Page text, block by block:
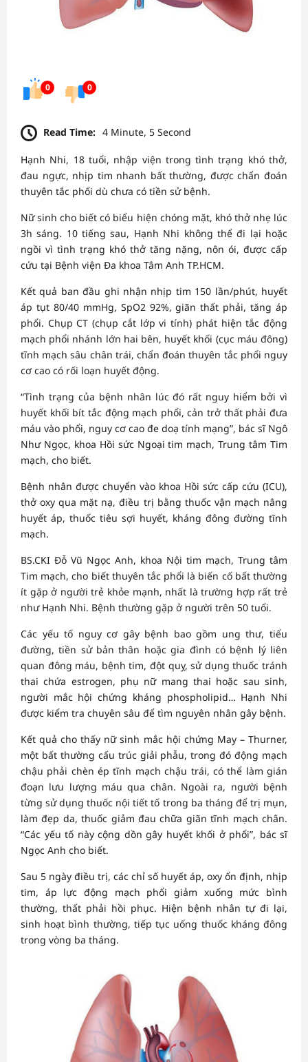
0 0
Read Time: 4 Minute, 5 Second
Hạnh Nhi, 18 tuổi, nhập viện trong tình trạng khó thở,
đau ngực, nhịp tim nhanh bất thường, được chẩn đoán
thuyên tắc phổi dù chưa có tiền sử bệnh.
Nữ sinh cho biết có biểu hiện chóng mặt, khó thở nhẹ lúc
3h sáng. 10 tiếng sau, Hạnh Nhi không thể đi lại hoặc
ngồi vì tình trạng khó thở tăng nặng, nôn ói, được cấp
cứu tại Bệnh viện Đa khoa Tâm Anh TP.HCM.
Kết quả ban đầu ghi nhận nhịp tim 150 lần/phút, huyết
áp tụt 80/40 mmHg, SpO2 92%, giãn thất phải, tăng áp
phổi. Chụp CT (chụp cắt lớp vi tính) phát hiện tắc động
mạch phổi nhánh lớn hai bên, huyết khối (cục máu đông)
tĩnh mạch sâu chân trái, chẩn đoán thuyên tắc phổi nguy
cơ cao có rối loạn huyết động.
“Tình trạng của bệnh nhân lúc đó rất nguy hiểm bởi vì
huyết khối bít tắc động mạch phổi, cản trở thất phải đưa
máu vào phổi, nguy cơ cao đe doạ tính mạng”, bác sĩ Ngô
Như Ngọc, khoa Hồi sức Ngoại tim mạch, Trung tâm Tim
mạch, cho biết.
Bệnh nhân được chuyển vào khoa Hồi sức cấp cứu (ICU),
thở oxy qua mặt nạ, điều trị bằng thuốc vận mạch nâng
huyết áp, thuốc tiêu sợi huyết, kháng đông đường tĩnh
mạch.
BS.CKI Đỗ Vũ Ngọc Anh, khoa Nội tim mạch, Trung tâm
Tim mạch, cho biết thuyên tắc phổi là biến cố bất thường
ít gặp ở người trẻ khỏe mạnh, nhất là trường hợp rất trẻ
như Hạnh Nhi. Bệnh thường gặp ở người trên 50 tuổi.
Các yếu tố nguy cơ gây bệnh bao gồm ung thư, tiểu
đường, tiền sử bản thân hoặc gia đình có bệnh lý liên
quan đông máu, bệnh tim, đột quỵ, sử dụng thuốc tránh
thai chứa estrogen, phụ nữ mang thai hoặc sau sinh,
người mắc hội chứng kháng phospholipid… Hạnh Nhi
được kiểm tra chuyên sâu để tìm nguyên nhân gây bệnh.
Kết quả cho thấy nữ sinh mắc hội chứng May – Thurner,
một bất thường cấu trúc giải phẫu, trong đó động mạch
chậu phải chèn ép tĩnh mạch chậu trái, có thể làm gián
đoạn lưu lượng máu qua chân. Ngoài ra, người bệnh
từng sử dụng thuốc nội tiết tố trong ba tháng để trị mụn,
làm đẹp da, thuốc giảm đau chữa giãn tĩnh mạch chân.
“Các yếu tố này cộng dồn gây huyết khối ở phổi”, bác sĩ
Ngọc Anh cho biết.
Sau 5 ngày điều trị, các chỉ số huyết áp, oxy ổn định, nhịp
tim, áp lực động mạch phổi giảm xuống mức bình
thường, thất phải hồi phục. Hiện bệnh nhân tự đi lại,
sinh hoạt bình thường, tiếp tục uống thuốc kháng đông
trong vòng ba tháng.